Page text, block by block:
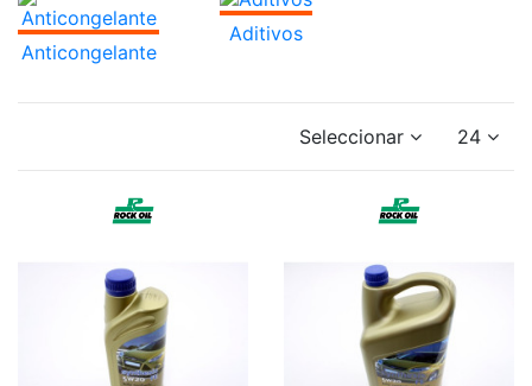
Anticongelante
Aditivos
Seleccionar 24